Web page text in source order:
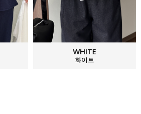
WHITE
화이트